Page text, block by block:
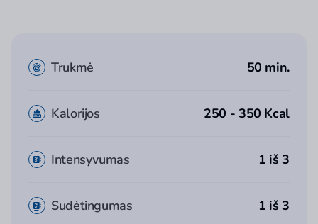
Trukmė 50 min.
Kalorijos 250 - 350 Kcal
Intensyvumas 1 iš 3
Sudėtingumas 1 iš 3